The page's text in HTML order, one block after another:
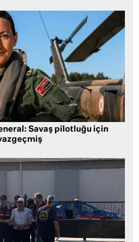
Savaş pilotluğu için